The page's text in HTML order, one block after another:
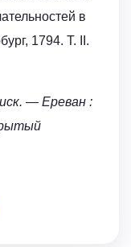
в
1794. Т. II.
— Ереван :